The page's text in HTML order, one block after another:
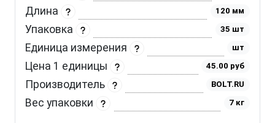
Длина 120 мм
Упаковка 35 шт
Единица измерения шт
Цена 1 единицы 45.00 руб
Производитель BOLT.RU
Вес упаковки 7 кг